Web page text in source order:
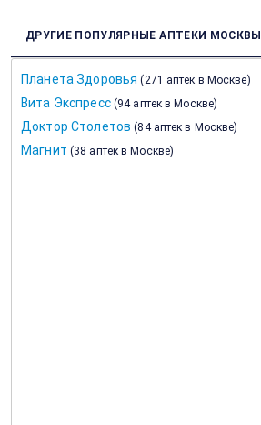
ДРУГИЕ ПОПУЛЯРНЫЕ АПТЕКИ МОСКВЫ
Планета Здоровья (271 аптек в Москве)
Вита Экспресс (94 аптек в Москве)
Доктор Столетов (84 аптек в Москве)
Магнит (38 аптек в Москве)